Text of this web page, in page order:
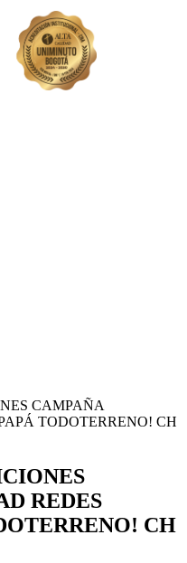
CAMPAÑA
TODOTERRENO! CH
REDES
CH